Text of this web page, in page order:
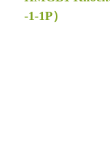
-1-1P）